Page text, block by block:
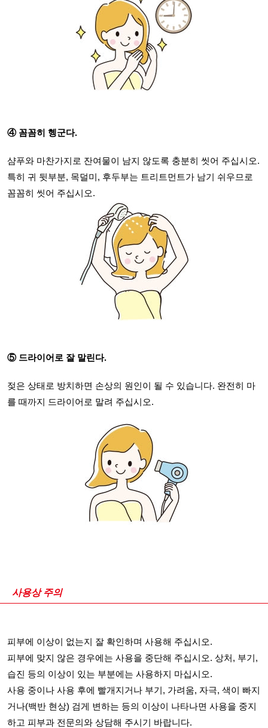
④ 꼼꼼히 헹군다.
샴푸와 마찬가지로 잔여물이 남지 않도록 충분히 씻어 주십시오.
특히 귀 뒷부분, 목덜미, 후두부는 트리트먼트가 남기 쉬우므로
꼼꼼히 씻어 주십시오.
⑤ 드라이어로 잘 말린다.
젖은 상태로 방치하면 손상의 원인이 될 수 있습니다. 완전히 마
를 때까지 드라이어로 말려 주십시오.
사용상 주의
피부에 이상이 없는지 잘 확인하며 사용해 주십시오.
피부에 맞지 않은 경우에는 사용을 중단해 주십시오. 상처, 부기,
습진 등의 이상이 있는 부분에는 사용하지 마십시오.
사용 중이나 사용 후에 빨개지거나 부기, 가려움, 자극, 색이 빠지
거나(백반 현상) 검게 변하는 등의 이상이 나타나면 사용을 중지
하고 피부과 전문의와 상담해 주시기 바랍니다.